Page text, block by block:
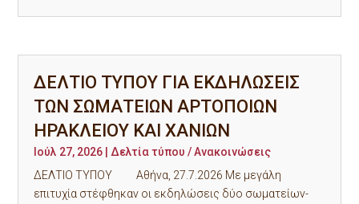
ΔΕΛΤΙΟ ΤΥΠΟΥ ΓΙΑ ΕΚΔΗΛΩΣΕΙΣ
ΤΩΝ ΣΩΜΑΤΕΙΩΝ ΑΡΤΟΠΟΙΩΝ
ΗΡΑΚΛΕΙΟΥ ΚΑΙ ΧΑΝΙΩΝ
Ιούλ 27, 2026
Δελτία τύπου / Ανακοινώσεις
ΔΕΛΤΙΟ ΤΥΠΟΥ Αθήνα, 27.7.2026 Με μεγάλη
επιτυχία στέφθηκαν οι εκδηλώσεις δύο σωματείων-